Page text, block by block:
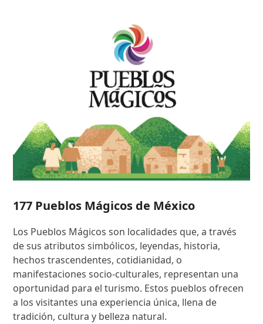
177 Pueblos Mágicos de México
Los Pueblos Mágicos son localidades que, a través
de sus atributos simbólicos, leyendas, historia,
hechos trascendentes, cotidianidad, o
manifestaciones socio-culturales, representan una
oportunidad para el turismo. Estos pueblos ofrecen
a los visitantes una experiencia única, llena de
tradición, cultura y belleza natural.